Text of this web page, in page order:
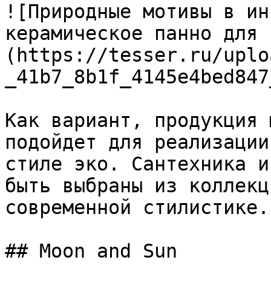
![Природные мотивы в
керамическое панно для
(https://tesser.ru/
Как вариант,
подойдет для
стиле эко. Сантехника
быть выбраны из
современной стилистике.
## Moon and Sun